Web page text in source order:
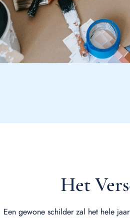
Het
Een gewone schilder zal het hele